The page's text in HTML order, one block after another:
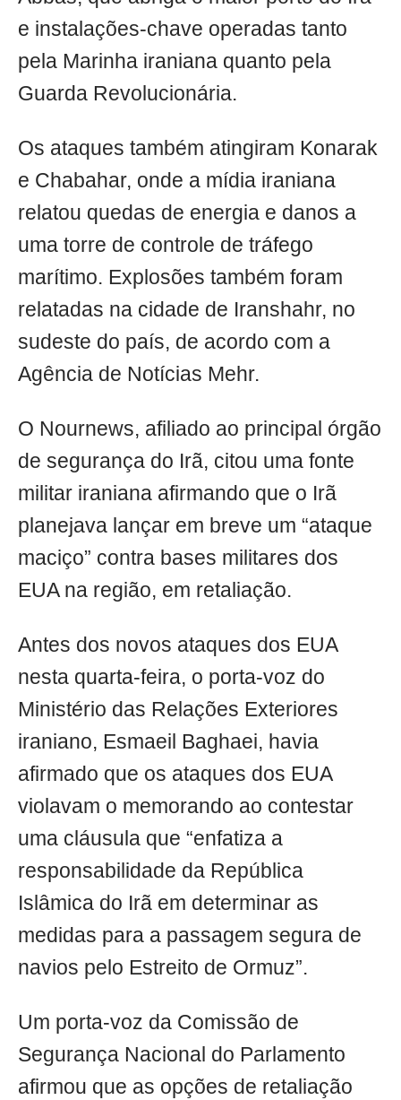
e instalações-chave operadas tanto
pela Marinha iraniana quanto pela
Guarda Revolucionária.
Os ataques também atingiram Konarak
e Chabahar, onde a mídia iraniana
relatou quedas de energia e danos a
uma torre de controle de tráfego
marítimo. Explosões também foram
relatadas na cidade de Iranshahr, no
sudeste do país, de acordo com a
Agência de Notícias Mehr.
O Nournews, afiliado ao principal órgão
de segurança do Irã, citou uma fonte
militar iraniana afirmando que o Irã
planejava lançar em breve um “ataque
maciço” contra bases militares dos
EUA na região, em retaliação.
Antes dos novos ataques dos EUA
nesta quarta-feira, o porta-voz do
Ministério das Relações Exteriores
iraniano, Esmaeil Baghaei, havia
afirmado que os ataques dos EUA
violavam o memorando ao contestar
uma cláusula que “enfatiza a
responsabilidade da República
Islâmica do Irã em determinar as
medidas para a passagem segura de
navios pelo Estreito de Ormuz”.
Um porta-voz da Comissão de
Segurança Nacional do Parlamento
afirmou que as opções de retaliação